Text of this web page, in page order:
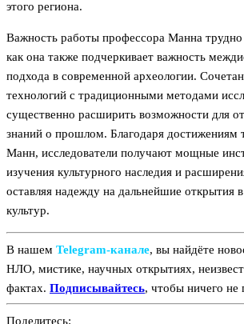
этого региона.
Важность работы профессора Манна трудно
как она также подчеркивает важность
подхода в современной археологии.
технологий с традиционными методами
существенно расширить возможности для
знаний о прошлом. Благодаря достижениям
Манн, исследователи получают мощные
изучения культурного наследия и
оставляя надежду на дальнейшие открытия
культур.
В нашем Telegram‑канале, вы найдёте
НЛО, мистике, научных открытиях,
фактах. Подписывайтесь, чтобы ничего не
Поделитесь: